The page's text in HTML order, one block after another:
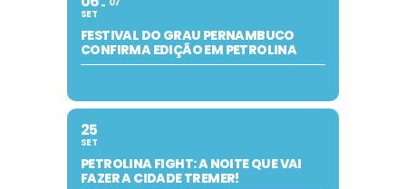
SET
FESTIVAL DO GRAU PERNAMBUCO
CONFIRMA EDIÇÃO EM PETROLINA
25
SET
PETROLINA FIGHT: A NOITE QUE VAI
FAZER A CIDADE TREMER!